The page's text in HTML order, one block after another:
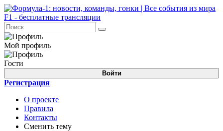
Мой профиль
Гости
Войти
Регистрация
О проекте
Правила
Контакты
Сменить тему